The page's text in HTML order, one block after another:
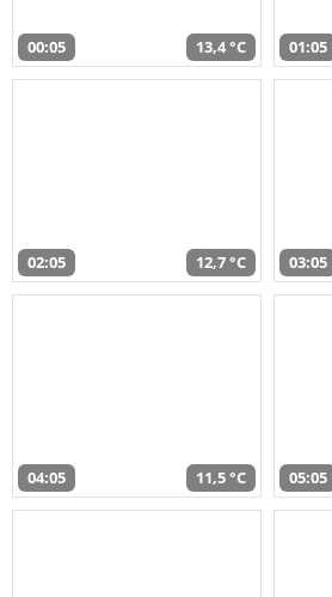
00:05 13,4 °C 01:05
02:05 12,7 °C 03:05
04:05 11,5 °C 05:05